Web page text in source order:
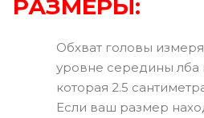
РАЗМЕРЫ:
Обхват головы
уровне середины лба
которая 2.5
Если ваш размер